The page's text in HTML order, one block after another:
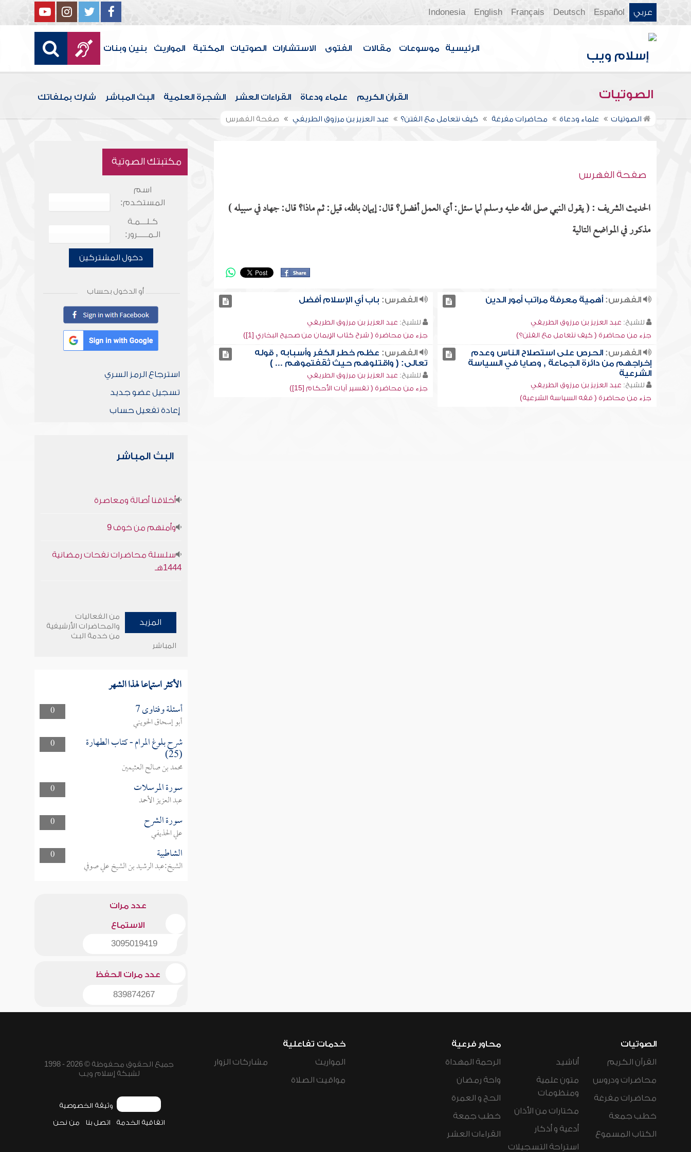
عربي Español
Deutsch
Français
English
Indonesia
الرئيسية موسوعات مقالات الفتوى الاستشارات الصوتيات المكتبة المواريث بنين وبنات
الصوتيات القرآن الكريم علماء ودعاة القراءات العشر الشجرة العلمية البث المباشر شارك بملفاتك
الصوتيات علماء ودعاة محاضرات مفرغة كيف نتعامل مع الفتن؟ عبد العزيز بن مرزوق الطريفي صفحة الفهرس
صفحة الفهرس
الحديث الشريف : ( يقول النبي صلى الله عليه وسلم لما سئل: أي العمل أفضل؟ قال: إيمان بالله، قيل: ثم ماذا؟ قال: جهاد في سبيله )
مذكور في المواضع التالية
الفهرس:أهمية معرفة مراتب أمور الدين
للشيخ: عبد العزيز بن مرزوق الطريفي
جزء من محاضرة ( كيف نتعامل مع الفتن؟)
الفهرس: باب أي الإسلام أفضل
للشيخ: عبد العزيز بن مرزوق الطريفي
جزء من محاضرة ( شرح كتاب الإيمان من صحيح البخاري [1])
الفهرس:الحرص على استصلاح الناس وعدم
إخراجهم من دائرة الجماعة , وصايا في السياسة
الشرعية
للشيخ: عبد العزيز بن مرزوق الطريفي
جزء من محاضرة ( فقه السياسة الشرعية)
الفهرس: عظم خطر الكفر وأسبابه , قوله
تعالى: ( واقتلوهم حيث ثقفتموهم ... )
للشيخ: عبد العزيز بن مرزوق الطريفي
جزء من محاضرة ( تفسير آيات الأحكام [15])
مكتبتك الصوتية
اسم
المستخدم:
كـلـــمـة
الـمـــــرور:
دخول المشتركين
أو الدخول بحساب
استرجاع الرمز السري
تسجيل عضو جديد
إعادة تفعيل حساب
البث المباشر
أخلاقنا أصالة ومعاصرة
وأمنهم من خوف 9
سلسلة محاضرات نفحات رمضانية
1444هـ
المزيد
من الفعاليات
والمحاضرات الأرشيفية
من خدمة البث
المباشر
الأكثر استماعا لهذا الشهر
0 أسئلة وفتاوى 7
أبو إسحاق الحويني
0
شرح بلوغ المرام - كتاب الطهارة
(25)
محمد بن صالح العثيمين
0
سورة المرسلات
عبد العزيز الأحمد
0
سورة الشرح
علي الحذيفي
0
الشاطبية
الشيخ:عبد الرشيد بن الشيخ علي صوفي
عدد مرات
الاستماع
3095019419
عدد مرات الحفظ
839874267
الصوتيات
القرآن الكريم
محاضرات ودروس
محاضرات مفرغة
خطب جمعة
الكتاب المسموع
أناشيد
متون علمية
ومنظومات
مختارات من الأذان
أدعية و أذكار
استراحة التسجيلات
محاور فرعية
الرحمة المهداة
واحة رمضان
الحج و العمرة
خطب جمعة
القراءات العشر
خدمات تفاعلية
المواريث
مواقيت الصلاة
مشاركات الزوار
جميع الحقوق محفوظة © 2026 - 1998
لشبكة إسلام ويب
وثيقة الخصوصية
اتفاقية الخدمة اتصل بنا من نحن